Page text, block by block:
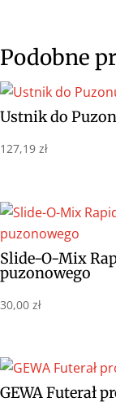
Podobne
Ustnik do
127,19 zł
Slide-O-Mix
puzonowego
30,00 zł
GEWA Futerał